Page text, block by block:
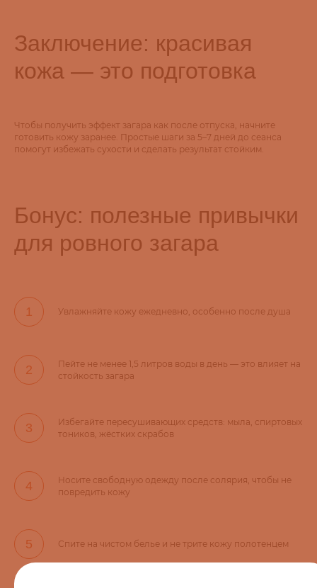
Заключение: красивая
кожа — это подготовка
Чтобы получить эффект загара как после отпуска, начните
готовить кожу заранее. Простые шаги за 5–7 дней до сеанса
помогут избежать сухости и сделать результат стойким.
Бонус: полезные привычки
для ровного загара
Увлажняйте кожу ежедневно, особенно после душа
Пейте не менее 1,5 литров воды в день — это влияет на
стойкость загара
Избегайте пересушивающих средств: мыла, спиртовых
тоников, жёстких скрабов
Носите свободную одежду после солярия, чтобы не
повредить кожу
Спите на чистом белье и не трите кожу полотенцем